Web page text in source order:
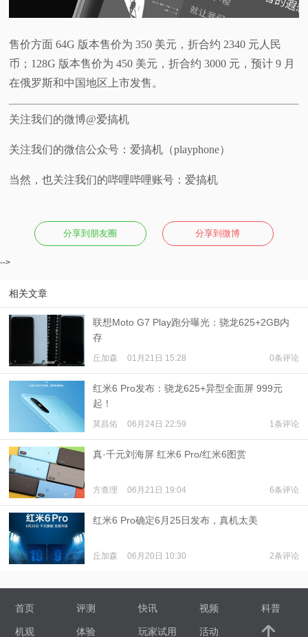
售价方面 64G 版本售价为 350 美元，折合约 2340 元人民
币；128G 版本售价为 450 美元，折合约 3000 元，预计 9 月
在俄罗斯和中国地区上市发售。
关注我们的微博@爱搞机
关注我们的微信公众号：爱搞机（playphone）
当然，也关注我们的哔哩哔哩账号：爱搞机
分享到朋友圈 分享到微博
-->
相关文章
联想Moto G7 Play跑分曝光：骁龙625+2GB内
存
丘加森 01月21日 15:28 0条评论
红米6 Pro发布：骁龙625+异型全面屏 999元
起！
莫昌佑 06月24日 22:59 1条评论
真·千元刘海屏 红米6 Pro/红米6图赏
方查理 06月21日 19:04 6条评论
红米6 Pro确定6月25日发布，真机太美
丘加森 06月20日 10:30 2条评论
首页 评测 快讯 视频 科普
机观 体验 玩家试用 活动